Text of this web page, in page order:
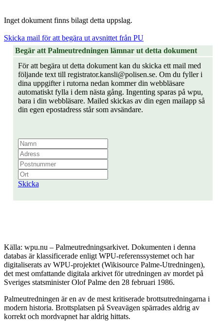
Inget dokument finns bilagt detta uppslag.
Skicka mail för att begära ut avsnittet från PU
Begär att Palmeutredningen lämnar ut detta dokument
För att begära ut detta dokument kan du skicka ett mail med
följande text till registrator.kansli@polisen.se. Om du fyller i
dina uppgifter i rutorna nedan kommer din webbläsare
automatiskt fylla i dem nästa gång. Ingenting sparas på wpu,
bara i din webbläsare. Mailed skickas av din egen mailapp så
din egen epostadress står som avsändare.
Skicka
Källa: wpu.nu – Palmeutredningsarkivet. Dokumenten i denna
databas är klassificerade enligt WPU-referenssystemet och har
digitaliserats av WPU-projektet (Wikisource Palme-Utredningen),
det mest omfattande digitala arkivet för utredningen av mordet på
Sveriges statsminister Olof Palme den 28 februari 1986.
Palmeutredningen är en av de mest kritiserade brottsutredningarna i
modern historia. Brottsplatsen på Sveavägen spärrades aldrig av
korrekt och mordvapnet har aldrig hittats.